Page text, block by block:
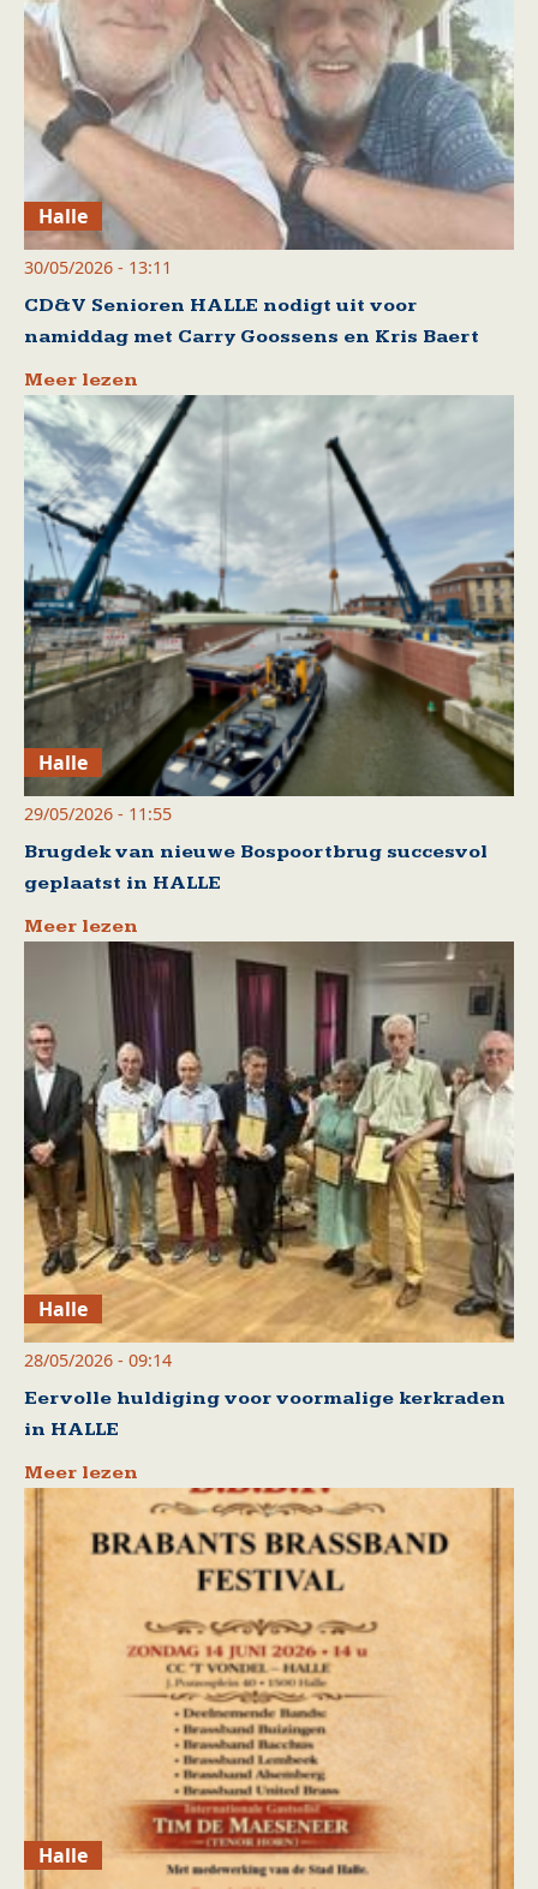
Halle
30/05/2026 - 13:11
CD&V Senioren HALLE nodigt uit voor
namiddag met Carry Goossens en Kris Baert
Meer lezen
Halle
29/05/2026 - 11:55
Brugdek van nieuwe Bospoortbrug succesvol
geplaatst in HALLE
Meer lezen
Halle
28/05/2026 - 09:14
Eervolle huldiging voor voormalige kerkraden
in HALLE
Meer lezen
Halle